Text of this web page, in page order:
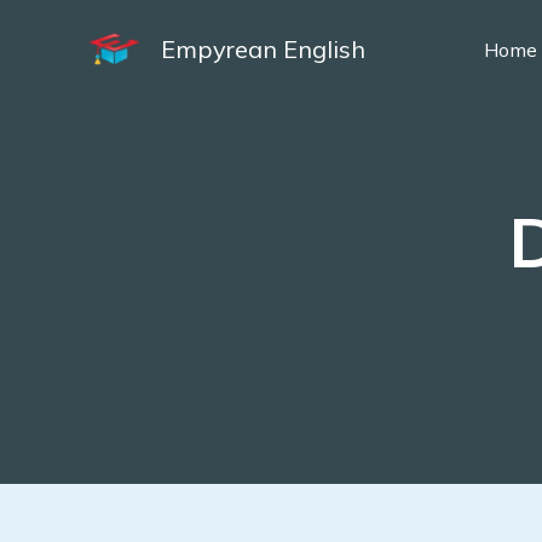
Empyrean English Home